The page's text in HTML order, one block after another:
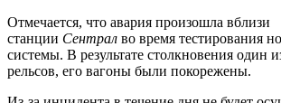
Отмечается, что авария произошла вблизи
станции Сентрал во время тестирования
системы. В результате столкновения один
рельсов, его вагоны были покорежены.